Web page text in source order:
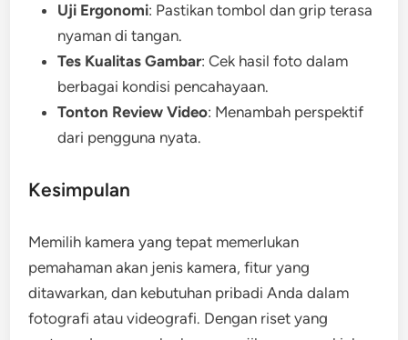
Uji Ergonomi: Pastikan tombol dan grip terasa
nyaman di tangan.
Tes Kualitas Gambar: Cek hasil foto dalam
berbagai kondisi pencahayaan.
Tonton Review Video: Menambah perspektif
dari pengguna nyata.
Kesimpulan
Memilih kamera yang tepat memerlukan
pemahaman akan jenis kamera, fitur yang
ditawarkan, dan kebutuhan pribadi Anda dalam
fotografi atau videografi. Dengan riset yang